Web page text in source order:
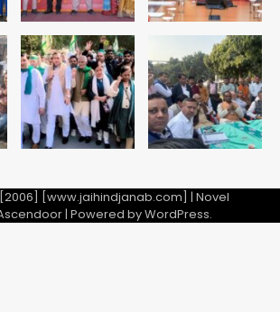
28 साल बाद कानून के शिकंजे में आया हत्या का
फरार आरोपी
Team JHJ
[www.jaihindjanab.com] | Novel
| Powered byWordPress.